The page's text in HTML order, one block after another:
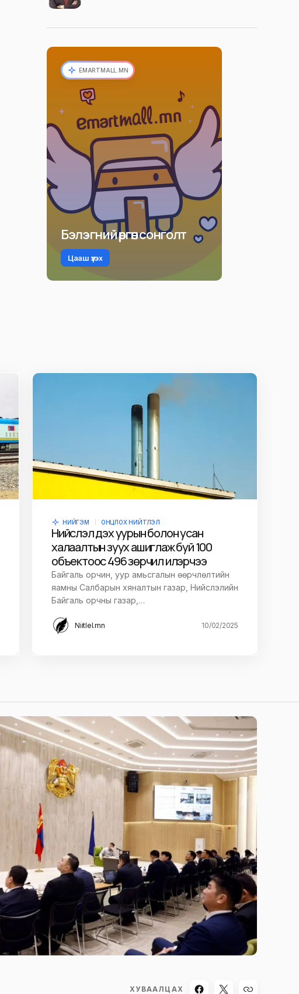
EMARTMALL.MN
Бэлэгний өргөн сонголт
Цааш үзэх
НИЙГЭМ ОНЦЛОХ НИЙТЛЭЛ
Нийслэл дэх уурын болон усан
халаалтын зуух ашиглаж буй 100
объектоос 496 зөрчил илэрчээ
Байгаль орчин, уур амьсгалын өөрчлөлтийн
яамны Салбарын хяналтын газар, Нийслэлийн
Байгаль орчны газар,…
Niitlel.mn 10/02/2025
ХУВААЛЦАХ